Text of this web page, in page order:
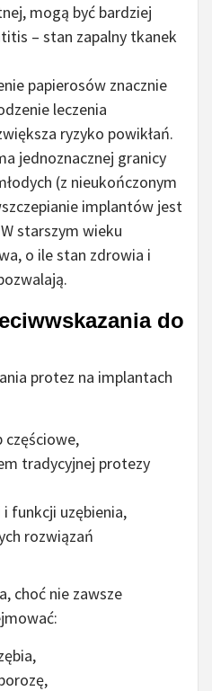
mogą być bardziej
– stan zapalny tkanek
papierosów znacznie
leczenia
ryzyko powikłań.
jednoznacznej granicy
(z nieukończonym
implantów jest
starszym wieku
o ile stan zdrowia i
do
protez na implantach
częściowe,
tradycyjnej protezy
funkcji uzębienia,
rozwiązań
choć nie zawsze